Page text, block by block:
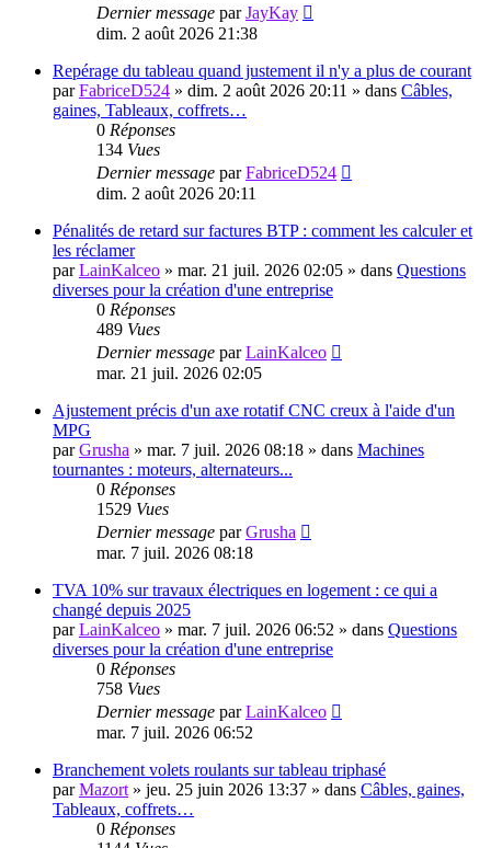
Dernier message parJayKay
dim. 2 août 2026 21:38
Repérage du tableau quand justement il n'y a plus de courant
parFabriceD524 » dim. 2 août 2026 20:11 » dans Câbles,
gaines, Tableaux, coffrets…
0 Réponses
134 Vues
Dernier message parFabriceD524
dim. 2 août 2026 20:11
Pénalités de retard sur factures BTP : comment les calculer et
les réclamer
parLainKalceo » mar. 21 juil. 2026 02:05 » dans Questions
diverses pour la création d'une entreprise
0 Réponses
489 Vues
Dernier message parLainKalceo
mar. 21 juil. 2026 02:05
Ajustement précis d'un axe rotatif CNC creux à l'aide d'un
MPG
parGrusha » mar. 7 juil. 2026 08:18 » dans Machines
tournantes : moteurs, alternateurs...
0 Réponses
1529 Vues
Dernier message parGrusha
mar. 7 juil. 2026 08:18
TVA 10% sur travaux électriques en logement : ce qui a
changé depuis 2025
parLainKalceo » mar. 7 juil. 2026 06:52 » dans Questions
diverses pour la création d'une entreprise
0 Réponses
758 Vues
Dernier message parLainKalceo
mar. 7 juil. 2026 06:52
Branchement volets roulants sur tableau triphasé
parMazort » jeu. 25 juin 2026 13:37 » dans Câbles, gaines,
Tableaux, coffrets…
0 Réponses